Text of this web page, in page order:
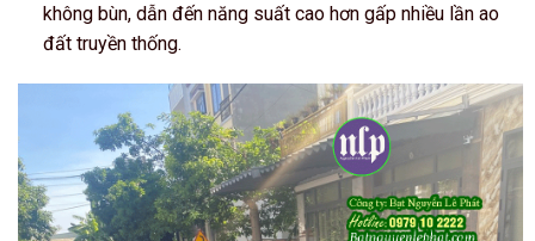
không bùn, dẫn đến năng suất cao hơn gấp nhiều lần ao
đất truyền thống.